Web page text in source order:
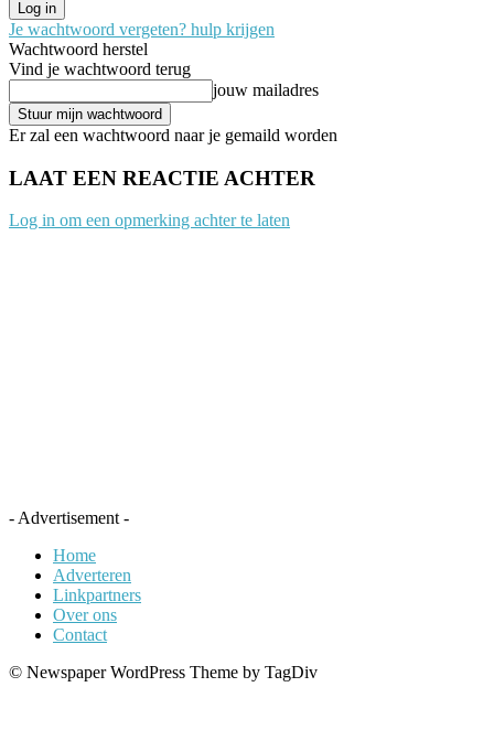
Je wachtwoord vergeten? hulp krijgen
Wachtwoord herstel
Vind je wachtwoord terug
jouw mailadres
Er zal een wachtwoord naar je gemaild worden
LAAT EEN REACTIE ACHTER
Log in om een opmerking achter te laten
- Advertisement -
Home
Adverteren
Linkpartners
Over ons
Contact
© Newspaper WordPress Theme by TagDiv